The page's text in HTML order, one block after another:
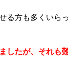
る方も多くいら
たが、それも